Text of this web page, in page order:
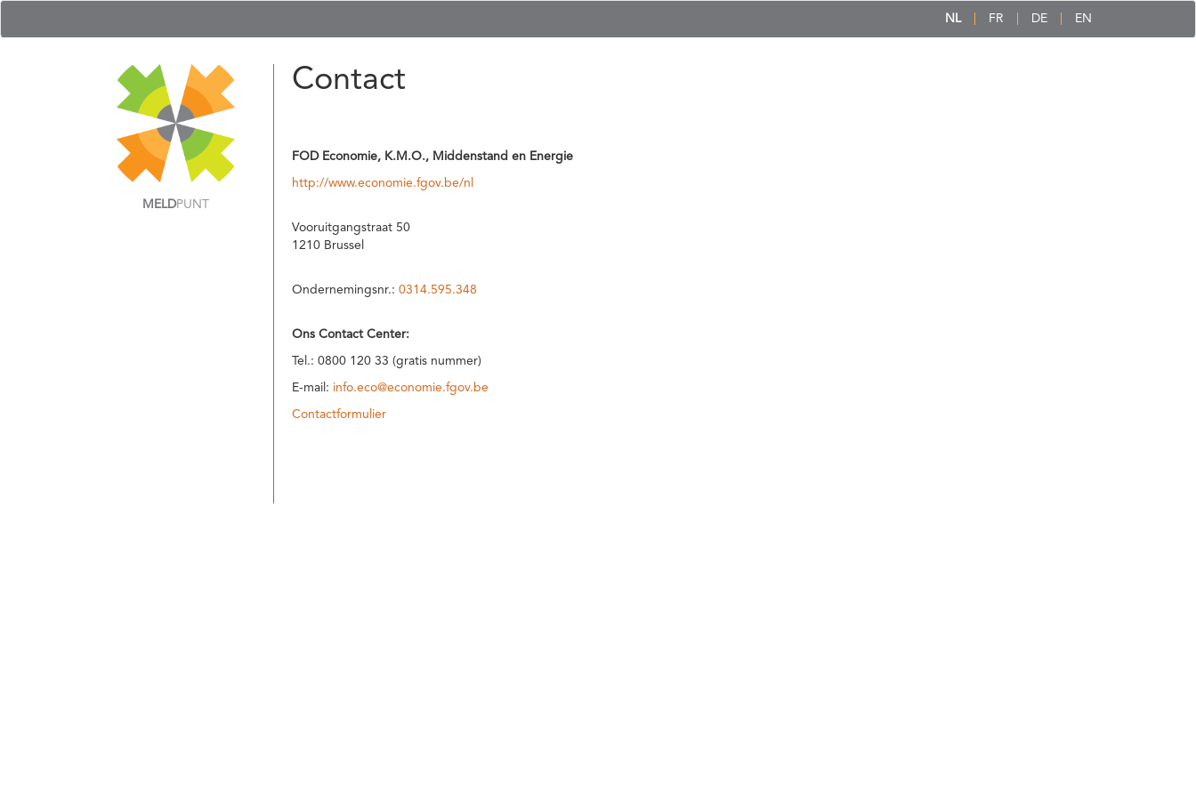
NL FR DE EN
MELDPUNT
Contact
FOD Economie, K.M.O., Middenstand en Energie
http://www.economie.fgov.be/nl
Vooruitgangstraat 50
1210 Brussel
Ondernemingsnr.: 0314.595.348
Ons Contact Center:
Tel.: 0800 120 33 (gratis nummer)
E-mail: info.eco@economie.fgov.be
Contactformulier